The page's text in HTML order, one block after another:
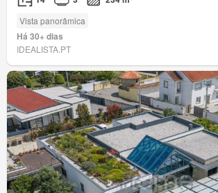
Vista panorâmica
Há 30+ dias
IDEALISTA.PT